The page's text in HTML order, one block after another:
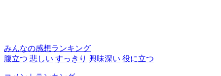
みんなの感想ランキング
腹立つ 悲しい すっきり 興味深い 役に立つ